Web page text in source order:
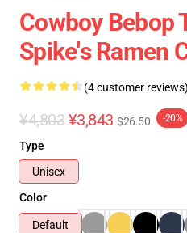
Cowboy Bebop
Spike's Ramen
(4 customer reviews)
¥4,803 ¥3,843 $26.50 -20%
Type
Unisex
Color
Default